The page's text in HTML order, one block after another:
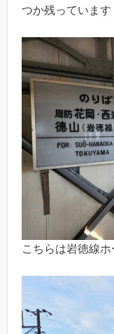
つか残っています
こちらは岩徳線